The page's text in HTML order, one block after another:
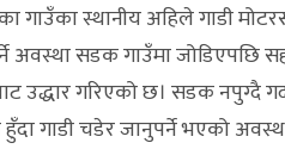
गाउँका स्थानीय अहिले गाडी
अवस्था सडक गाउँमा
उद्धार गरिएको छ। सडक नपुग्दै
हुँदा गाडी चडेर जानुपर्ने भएको